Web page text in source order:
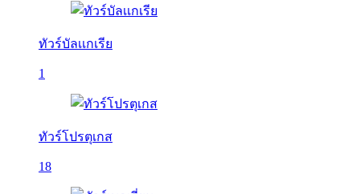
ทัวร์บัลเเกเรีย
1
ทัวร์โปรตุเกส
18